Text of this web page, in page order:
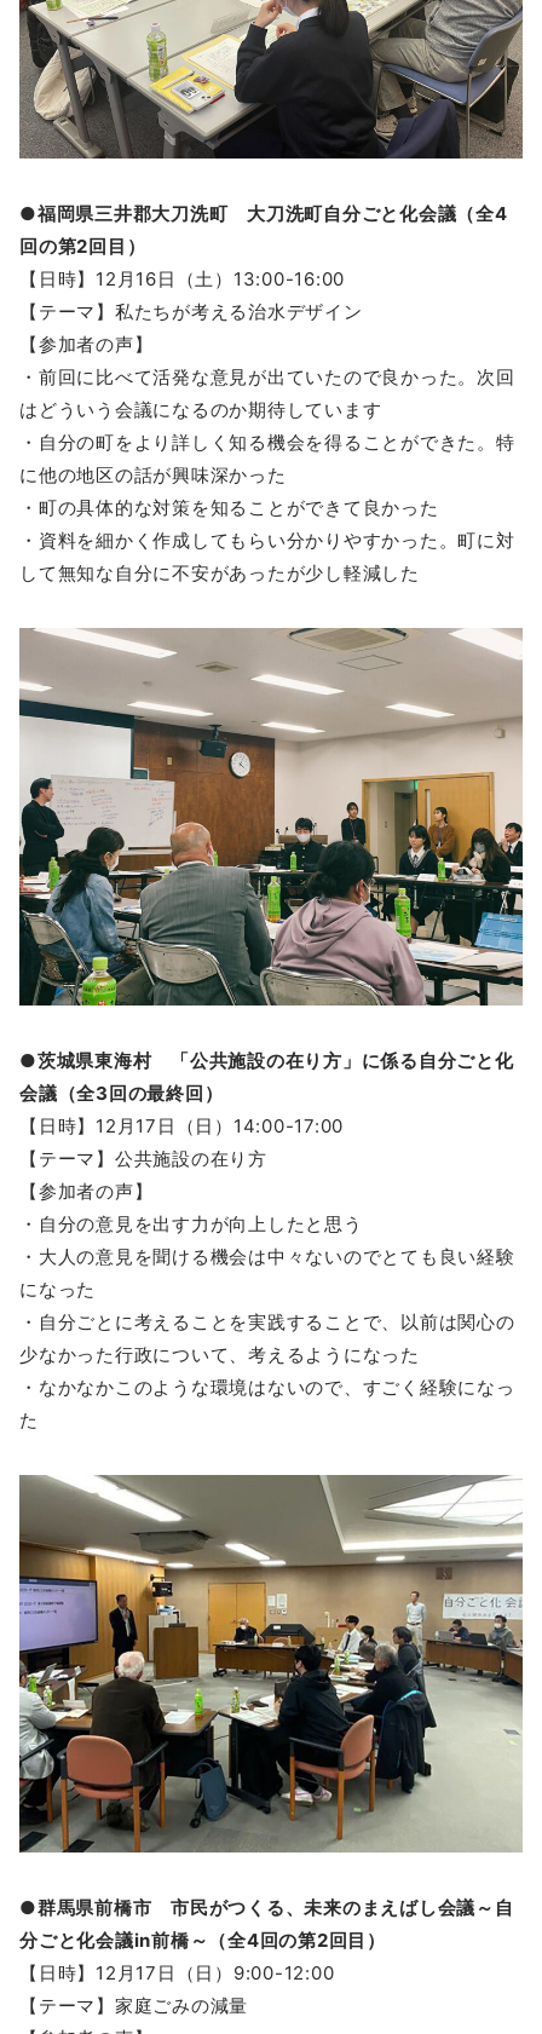
●福岡県三井郡大刀洗町 大刀洗町自分ごと化会議（全4
回の第2回目）
【日時】12月16日（土）13:00-16:00
【テーマ】私たちが考える治水デザイン
【参加者の声】
・前回に比べて活発な意見が出ていたので良かった。次回
はどういう会議になるのか期待しています
・自分の町をより詳しく知る機会を得ることができた。特
に他の地区の話が興味深かった
・町の具体的な対策を知ることができて良かった
・資料を細かく作成してもらい分かりやすかった。町に対
して無知な自分に不安があったが少し軽減した
●茨城県東海村 「公共施設の在り方」に係る自分ごと化
会議（全3回の最終回）
【日時】12月17日（日）14:00-17:00
【テーマ】公共施設の在り方
【参加者の声】
・自分の意見を出す力が向上したと思う
・大人の意見を聞ける機会は中々ないのでとても良い経験
になった
・自分ごとに考えることを実践することで、以前は関心の
少なかった行政について、考えるようになった
・なかなかこのような環境はないので、すごく経験になっ
た
●群馬県前橋市 市民がつくる、未来のまえばし会議～自
分ごと化会議in前橋～（全4回の第2回目）
【日時】12月17日（日）9:00-12:00
【テーマ】家庭ごみの減量